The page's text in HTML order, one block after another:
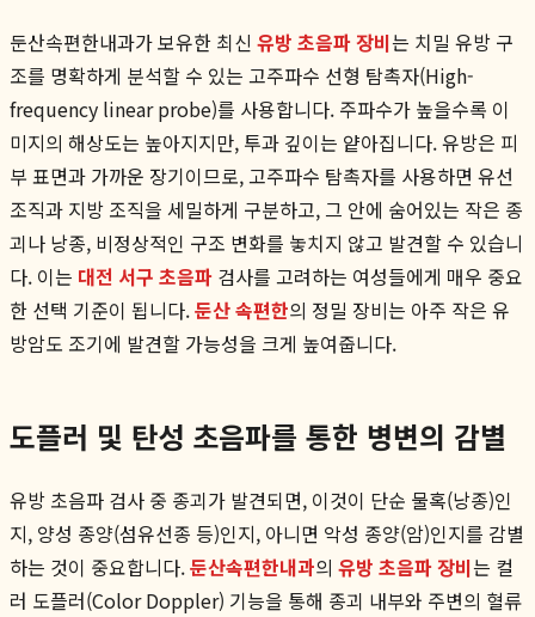
둔산속편한내과가 보유한 최신 유방 초음파 장비는 치밀 유방 구
조를 명확하게 분석할 수 있는 고주파수 선형 탐촉자(High-
frequency linear probe)를 사용합니다. 주파수가 높을수록 이
미지의 해상도는 높아지지만, 투과 깊이는 얕아집니다. 유방은 피
부 표면과 가까운 장기이므로, 고주파수 탐촉자를 사용하면 유선
조직과 지방 조직을 세밀하게 구분하고, 그 안에 숨어있는 작은 종
괴나 낭종, 비정상적인 구조 변화를 놓치지 않고 발견할 수 있습니
다. 이는 대전 서구 초음파 검사를 고려하는 여성들에게 매우 중요
한 선택 기준이 됩니다.둔산 속편한의 정밀 장비는 아주 작은 유
방암도 조기에 발견할 가능성을 크게 높여줍니다.
도플러 및 탄성 초음파를 통한 병변의 감별
유방 초음파 검사 중 종괴가 발견되면, 이것이 단순 물혹(낭종)인
지, 양성 종양(섬유선종 등)인지, 아니면 악성 종양(암)인지를 감별
하는 것이 중요합니다.둔산속편한내과의 유방 초음파 장비는 컬
러 도플러(Color Doppler) 기능을 통해 종괴 내부와 주변의 혈류